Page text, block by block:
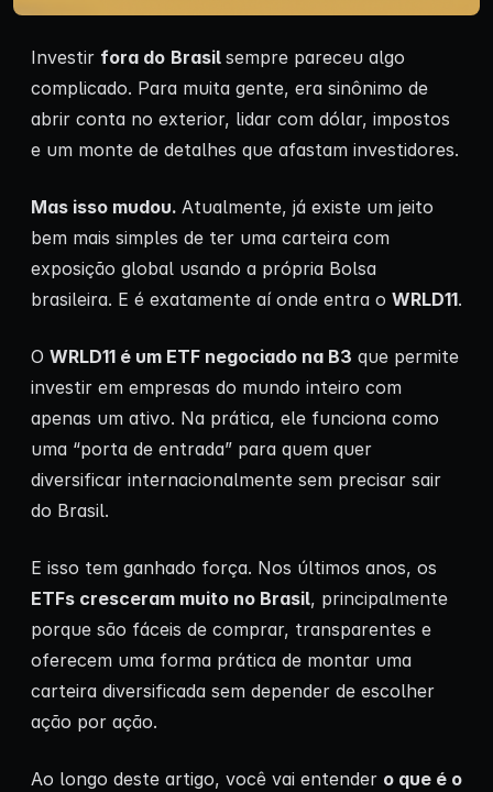
Investir fora do Brasil sempre pareceu algo
complicado. Para muita gente, era sinônimo de
abrir conta no exterior, lidar com dólar, impostos
e um monte de detalhes que afastam investidores.
Mas isso mudou. Atualmente, já existe um jeito
bem mais simples de ter uma carteira com
exposição global usando a própria Bolsa
brasileira. E é exatamente aí onde entra o WRLD11.
O WRLD11 é um ETF negociado na B3 que permite
investir em empresas do mundo inteiro com
apenas um ativo. Na prática, ele funciona como
uma “porta de entrada” para quem quer
diversificar internacionalmente sem precisar sair
do Brasil.
E isso tem ganhado força. Nos últimos anos, os
ETFs cresceram muito no Brasil, principalmente
porque são fáceis de comprar, transparentes e
oferecem uma forma prática de montar uma
carteira diversificada sem depender de escolher
ação por ação.
Ao longo deste artigo, você vai entender o que é o